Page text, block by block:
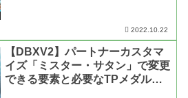
2022.10.22
【DBXV2】パートナーカスタマ
イズ「ミスター・サタン」で変更
できる要素と必要なTPメダルの